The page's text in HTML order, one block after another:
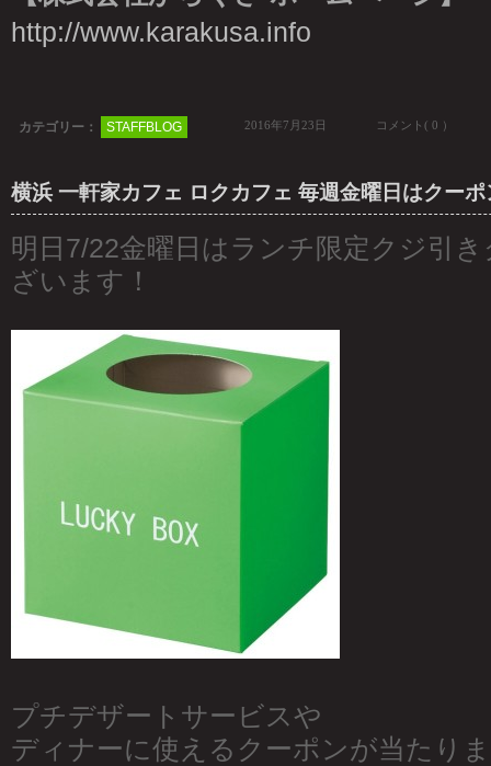
http://www.karakusa.info
カテゴリー： STAFFBLOG 2016年7月23日 コメント( 0 ）
横浜 一軒家カフェ ロクカフェ 毎週金曜日はクー
明日7/22金曜日はランチ限定クジ引
ざいます！
プチデザートサービスや
ディナーに使えるクーポンが当たり